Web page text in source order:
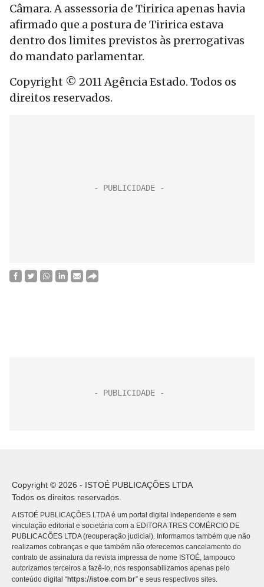
Câmara. A assessoria de Tiririca apenas havia
afirmado que a postura de Tiririca estava
dentro dos limites previstos às prerrogativas
do mandato parlamentar.
Copyright © 2011 Agência Estado. Todos os
direitos reservados.
Copyright © 2026 - ISTOÉ PUBLICAÇÕES LTDA
Todos os direitos reservados.
A ISTOÉ PUBLICAÇÕES LTDA é um portal digital independente e sem
vinculação editorial e societária com a EDITORA TRES COMÉRCIO DE
PUBLICACÕES LTDA (recuperação judicial). Informamos também que não
realizamos cobranças e que também não oferecemos cancelamento do
contrato de assinatura da revista impressa de nome ISTOÉ, tampouco
autorizamos terceiros a fazê-lo, nos responsabilizamos apenas pelo
conteúdo digital “https://istoe.com.br” e seus respectivos sites.